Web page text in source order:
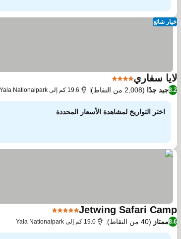
خيار شائع
لايا سفاري4 عدد النجوم
8.2جيد جدًا (2,008 من النقاط) 19.6 كم إلى Yala Nationalpark
اختر التواريخ لمشاهدة الأسعار المحددة
Jetwing Safari Camp5 عدد النجوم
8.6ممتاز (40 من النقاط) 19.0 كم إلى Yala Nationalpark